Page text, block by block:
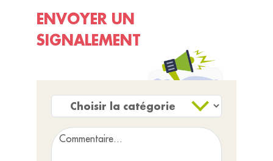
ENVOYER UN
SIGNALEMENT